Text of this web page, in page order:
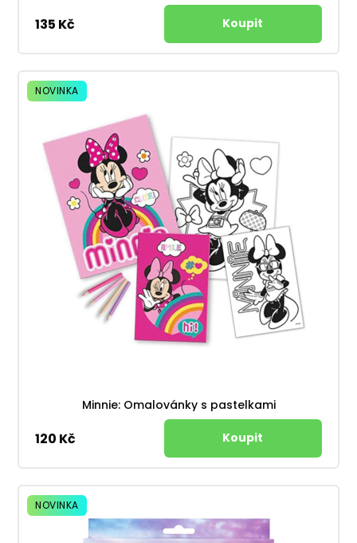
135 Kč
NOVINKA
Minnie: Omalovánky s pastelkami
120 Kč
NOVINKA